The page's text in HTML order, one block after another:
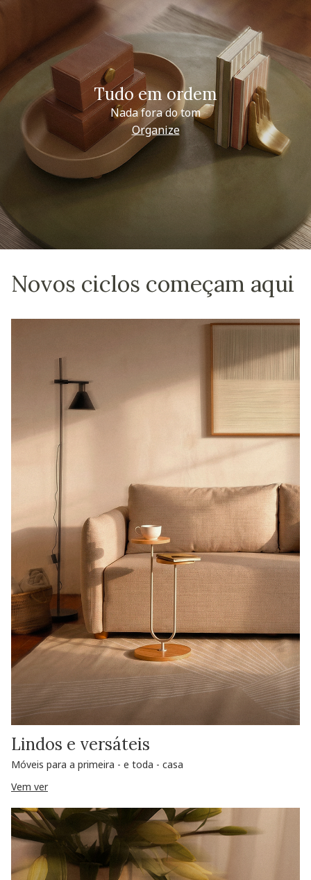
Tudo em ordem
Nada fora do tom
Organize
Novos ciclos começam aqui
Lindos e versáteis
Móveis para a primeira - e toda - casa
Vem ver